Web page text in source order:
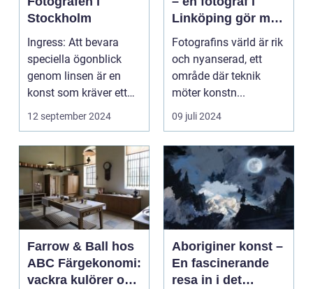
Stockholm
Ingress: Att bevara
speciella ögonblick
genom linsen är en
konst som kräver ett
tr&au...
12 september 2024
Linköping gör mer
än att bara trycka
på en knapp
Fotografins värld är rik
och nyanserad, ett
område där teknik
möter konstn...
09 juli 2024
Farrow & Ball hos
ABC Färgekonomi:
vackra kulörer och
Aboriginer konst –
En fascinerande
resa in i det